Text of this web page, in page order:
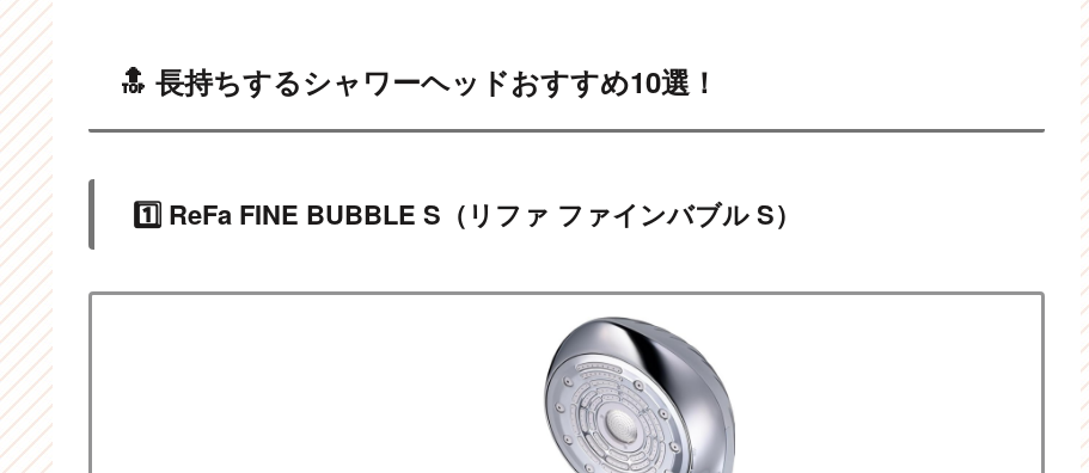
🔝 長持ちするシャワーヘッドおすすめ10選！
1️⃣ ReFa FINE BUBBLE S（リファ ファインバブル S）